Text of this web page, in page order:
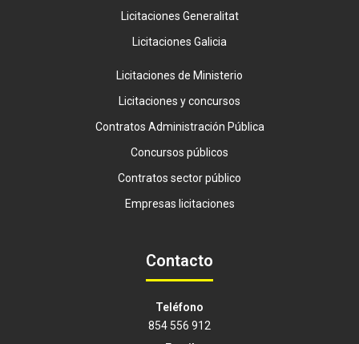
Licitaciones Generalitat
Licitaciones Galicia
Licitaciones de Ministerio
Licitaciones y concursos
Contratos Administración Pública
Concursos públicos
Contratos sector público
Empresas licitaciones
Contacto
Teléfono
854 556 912